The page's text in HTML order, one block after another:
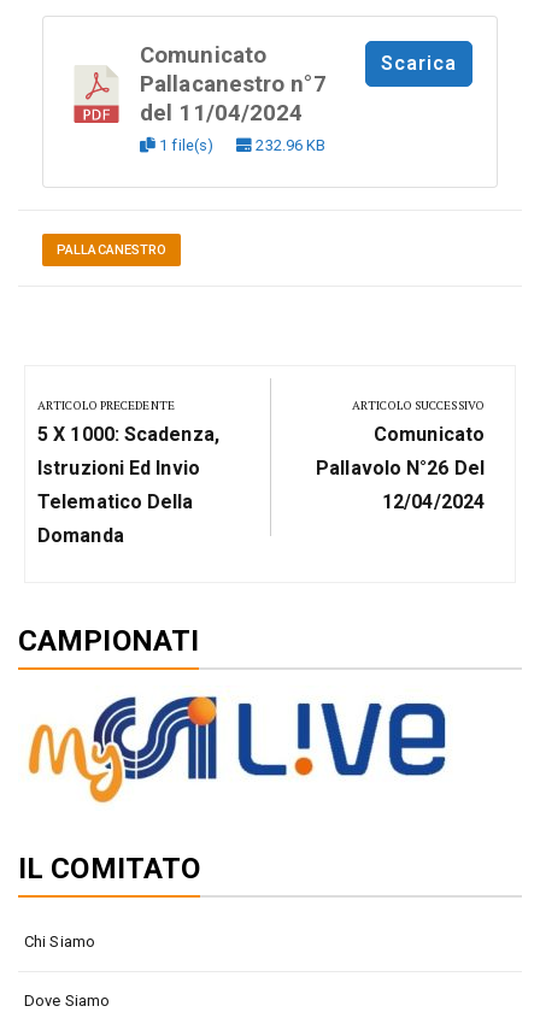
Comunicato
Pallacanestro n°7
del 11/04/2024
1 file(s) 232.96 KB
Scarica
PALLACANESTRO
articoli
ARTICOLO PRECEDENTE
Previous
Post:
5 X 1000: Scadenza,
Istruzioni Ed Invio
Telematico Della
Domanda
ARTICOLO SUCCESSIVO
Next
Post:
Comunicato
Pallavolo N°26 Del
12/04/2024
CAMPIONATI
IL COMITATO
Chi Siamo
Dove Siamo